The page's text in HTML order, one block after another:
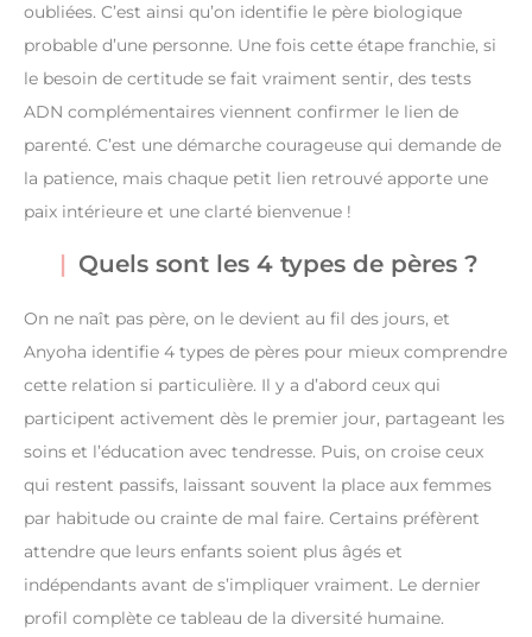
oubliées. C’est ainsi qu’on identifie le père biologique
probable d’une personne. Une fois cette étape franchie, si
le besoin de certitude se fait vraiment sentir, des tests
ADN complémentaires viennent confirmer le lien de
parenté. C’est une démarche courageuse qui demande de
la patience, mais chaque petit lien retrouvé apporte une
paix intérieure et une clarté bienvenue !
Quels sont les 4 types de pères ?
On ne naît pas père, on le devient au fil des jours, et
Anyoha identifie 4 types de pères pour mieux comprendre
cette relation si particulière. Il y a d’abord ceux qui
participent activement dès le premier jour, partageant les
soins et l’éducation avec tendresse. Puis, on croise ceux
qui restent passifs, laissant souvent la place aux femmes
par habitude ou crainte de mal faire. Certains préfèrent
attendre que leurs enfants soient plus âgés et
indépendants avant de s’impliquer vraiment. Le dernier
profil complète ce tableau de la diversité humaine.